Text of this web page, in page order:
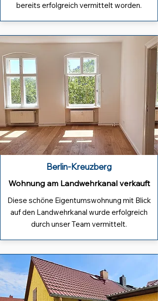
bereits erfolgreich vermittelt worden.
Berlin-Kreuzberg
Wohnung am Landwehrkanal verkauft
Diese schöne Eigentumswohnung mit Blick
auf den Landwehrkanal wurde erfolgreich
durch unser Team vermittelt.